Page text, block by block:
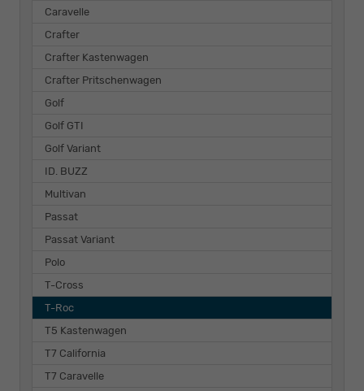
Caravelle
Crafter
Crafter Kastenwagen
Crafter Pritschenwagen
Golf
Golf GTI
Golf Variant
ID. BUZZ
Multivan
Passat
Passat Variant
Polo
T-Cross
T-Roc
T5 Kastenwagen
T7 California
T7 Caravelle